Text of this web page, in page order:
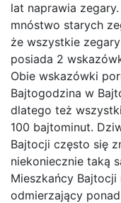
lat naprawia
mnóstwo starych
że wszystkie
posiada 2
Obie wskazówki
Bajtogodzina w
dlatego też
100 bajtominut.
Bajtocji często się
niekoniecznie taką
Mieszkańcy
odmierzający